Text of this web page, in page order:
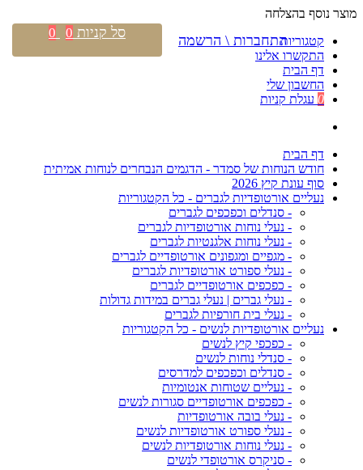
מוצר נוסף בהצלחה
קטגוריות
התקשרו אלינו
דף הבית
החשבון שלי
0 עגלת קניות
דף הבית
חודש הנוחות של סמדר - הדגמים הנבחרים לנוחות אמיתית
סוף עונת קיץ 2026
נעליים אורטופדיות לגברים - כל הקטגוריות
- סנדלים וכפכפים לגברים
- נעלי נוחות אורטופדיות לגברים
- נעלי נוחות אלגנטיות לגברים
- מגפיים ומגפונים אורטופדיים לגברים
- נעלי ספורט אורטופדיות לגברים
- כפכפים אורטופדיים לגברים
- נעלי גברים | נעלי גברים במידות גדולות
- נעלי בית חורפיות לגברים
נעליים אורטופדיות לנשים - כל הקטגוריות
- כפכפי קיץ לנשים
- סנדלי נוחות לנשים
- סנדלים וכפכפים למדרסים
- נעליים שטוחות אנטומיות
- כפכפים אורטופדיים סגורות לנשים
- נעלי בובה אורטופדיות
- נעלי ספורט אורטופדיות לנשים
- נעלי נוחות אורטופדיות לנשים
- סניקרס אורטופדי לנשים
התחברות \ הרשמה סל קניות 0
0